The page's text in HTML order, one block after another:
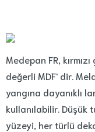
Medepan FR,
değerli MDF' dir.
yangına dayanıklı
kullanılabilir. Düşük
yüzeyi, her türlü